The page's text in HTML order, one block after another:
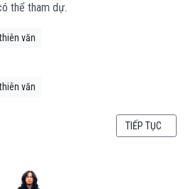
thể tham dự.
văn
văn
CỦA CÁC THÀNH VIÊN VLTV TẠI PARIS
BÀI VIẾT KẾ
TIẾP TỤC